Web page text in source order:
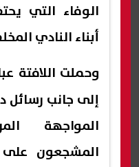
الوفاء التي
أبناء النادي
وحملت اللافتة
إلى جانب رسائل
المواجهة
المشجعون